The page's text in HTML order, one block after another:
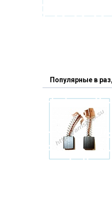
Популярные в